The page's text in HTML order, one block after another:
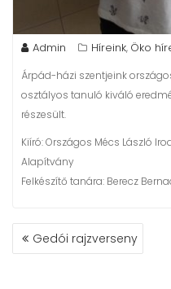
Admin Híreink, Öko
Árpád-házi szentjeink
osztályos tanuló kiváló
részesült.
Kiíró: Országos Mécs László
Alapítvány
Felkészítő tanára: Berecz
BEJEGYZÉS
NAVIGÁCIÓ
Gedói rajzverseny